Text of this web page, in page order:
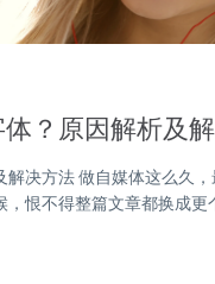
？原因解析及
决方法 做自媒体这么久
，恨不得整篇文章都换成